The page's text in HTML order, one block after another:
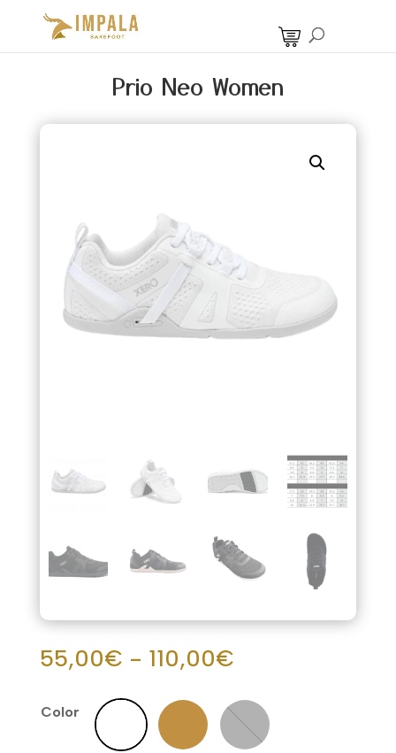
Prio Neo Women
55,00€ - 110,00€Rango
precios:
desde
Color